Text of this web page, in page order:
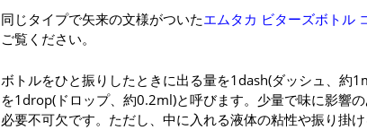
同じタイプで矢来の文様がついたエムタカ ビターズボトル
ご覧ください。
ボトルをひと振りしたときに出る量を1dash(ダッシュ、約
を1drop(ドロップ、約0.2ml)と呼びます。少量で味に影響
必要不可欠です。ただし、中に入れる液体の粘性や振り掛